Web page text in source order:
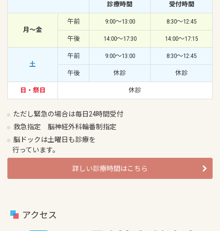
診療時間 受付時間
月〜金
午前 9:00〜13:00 8:30〜12:45
午後 14:00〜17:30 14:00〜17:15
土
午前 9:00〜13:00 8:30〜12:45
午後 休診 休診
日・祭日 休診
ただし緊急の場合は毎日24時間受付
救急指定 脳神経外科輪番制指定
脳ドックは土曜日も診療を
行っています。
詳しい診療時間はこちら
アクセス